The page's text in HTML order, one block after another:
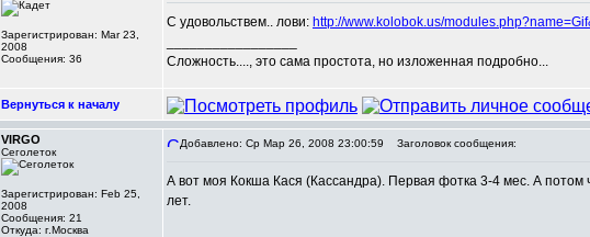
Зарегистрирован: Mar 23,
2008
Сообщения: 36
С удовольствем.. лови: http://www.kolobok.us/
Сложность...., это сама простота, но изложенная подробно...
Вернуться к началу
VIRGO
Сеголеток
Зарегистрирован: Feb 25,
2008
Сообщения: 21
Откуда: г.Москва
Добавлено: Ср Мар 26, 2008 23:00:59 Заголовок сообщения:
А вот моя Кокша Кася (Кассандра). Первая фотка 3-4 мес. А
лет.